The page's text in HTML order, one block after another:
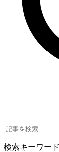
検索キーワー